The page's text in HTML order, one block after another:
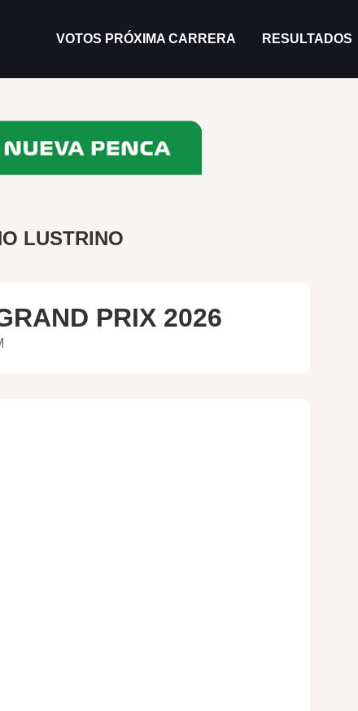
VOTOS PRÓXIMA CARRERA RESULTADOS
LUSTRINO
PRIX 2026